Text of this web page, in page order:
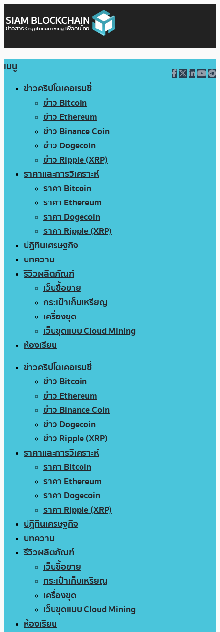
เมนู
ข่าวคริปโตเคอเรนซี่
ข่าว Bitcoin
ข่าว Ethereum
ข่าว Binance Coin
ข่าว Dogecoin
ข่าว Ripple (XRP)
ราคาและการวิเคราะห์
ราคา Bitcoin
ราคา Ethereum
ราคา Dogecoin
ราคา Ripple (XRP)
ปฏิทินเศรษฐกิจ
บทความ
รีวิวผลิตภัณฑ์
เว็บซื้อขาย
กระเป๋าเก็บเหรียญ
เครื่องขุด
เว็บขุดแบบ Cloud Mining
ห้องเรียน
ข่าวคริปโตเคอเรนซี่
ข่าว Bitcoin
ข่าว Ethereum
ข่าว Binance Coin
ข่าว Dogecoin
ข่าว Ripple (XRP)
ราคาและการวิเคราะห์
ราคา Bitcoin
ราคา Ethereum
ราคา Dogecoin
ราคา Ripple (XRP)
ปฏิทินเศรษฐกิจ
บทความ
รีวิวผลิตภัณฑ์
เว็บซื้อขาย
กระเป๋าเก็บเหรียญ
เครื่องขุด
เว็บขุดแบบ Cloud Mining
ห้องเรียน